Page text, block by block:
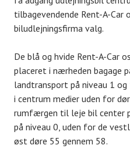
tilbagevendende Rent-A-
biludlejningsfirma valg.
De blå og hvide Rent-A-Car
placeret i nærheden bagage
landtransport på niveau 1
i centrum medier uden for
rumfærgen til leje bil center
på niveau 0, uden for de
øst døre 55 gennem 58.